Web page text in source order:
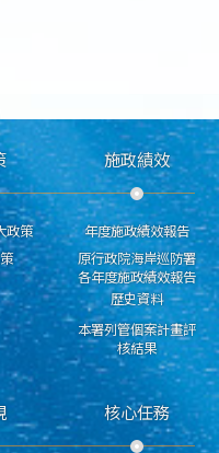
政策
施政績效
年度施政績效報告
原行政院海岸巡防署
各年度施政績效報告
歷史資料
本署列管個案計畫評
核結果
核心任務